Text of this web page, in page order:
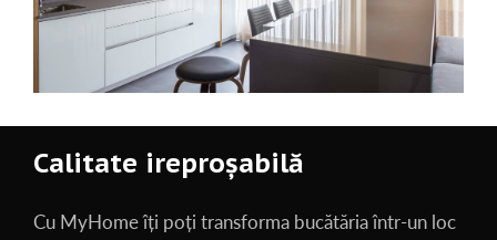
Calitate ireproșabilă
Cu MyHome îți poți transforma bucătăria într-un loc